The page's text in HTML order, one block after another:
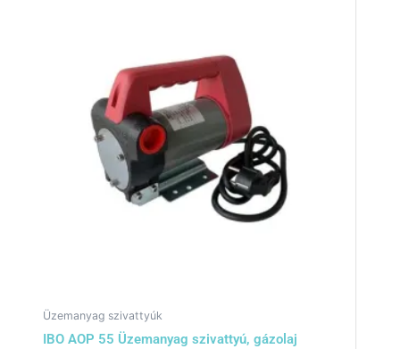
Üzemanyag szivattyúk
IBO AOP 55 Üzemanyag szivattyú, gázolaj